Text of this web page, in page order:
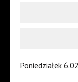
Poniedziałek 6.02